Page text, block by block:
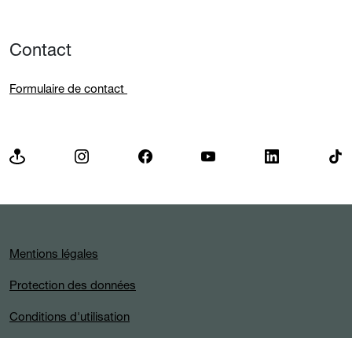
Contact
Formulaire de contact
Mentions légales
Protection des données
Conditions d'utilisation